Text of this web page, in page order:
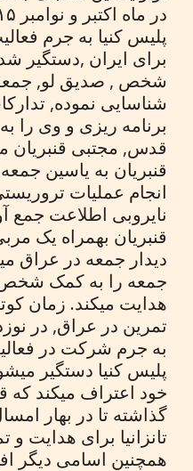
پلیس کنیا به جرم
برای ایران ,دستگیر
شخص , صدیق لو,
شناسایی نموده,
برنامه ریزی و وی را
قدس, مجتبی قنبریان
قنبریان به یاسین
انجام عملیات
نایروبی اطلاعت جمع
قنبریان بهمراه یک
دیدار جمعه در عراق
جمعه را به کمک شخص
هدایت میکند. زمان
به جرم شرکت در
پلیس کنیا دستگیر
خود اعتراف میکند که
گذاشته تا در بهار
تانزانیا برای هدایت
همچنین اسامی دیگر